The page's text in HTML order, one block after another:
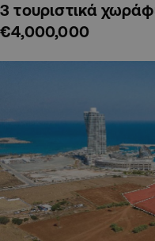
3 τουριστικά
€4,000,000